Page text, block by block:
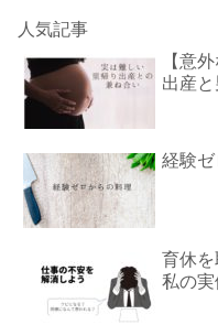
人気記事
【意
出産
経験
育休
私の